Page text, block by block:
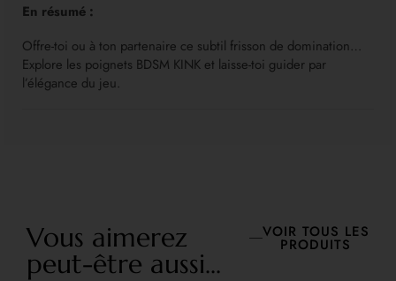
En résumé :
Offre-toi ou à ton partenaire ce subtil frisson de domination…
Explore les poignets BDSM KINK et laisse-toi guider par
l’élégance du jeu.
Vous aimerez
peut-être aussi...
VOIR TOUS LES
PRODUITS